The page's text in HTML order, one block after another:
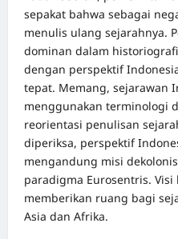
sepakat bahwa sebagai
menulis ulang sejarahnya.
dominan dalam
dengan perspektif
tepat. Memang, sejarawan
menggunakan terminologi
reorientasi penulisan
diperiksa, perspektif
mengandung misi
paradigma Eurosentris.
memberikan ruang bagi
Asia dan Afrika.